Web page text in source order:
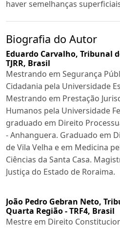
haver semelhanças
Biografia do Autor
Eduardo Carvalho, Tribunal
TJRR, Brasil
Mestrando em Segurança
Cidadania pela Universidade
Mestrando em Prestação
Humanos pela Universidade
graduado em Direito
- Anhanguera. Graduado em
de Vila Velha e em Medicina
Ciências da Santa Casa.
Justiça do Estado de Roraima.
João Pedro Gebran Neto,
Quarta Região - TRF4, Brasil
Mestre em Direito